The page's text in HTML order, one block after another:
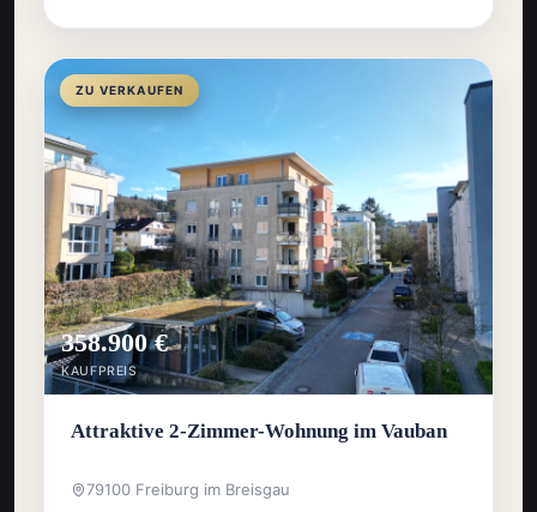
ZU VERKAUFEN
358.900 €
KAUFPREIS
Attraktive 2-Zimmer-Wohnung im Vauban
79100 Freiburg im Breisgau